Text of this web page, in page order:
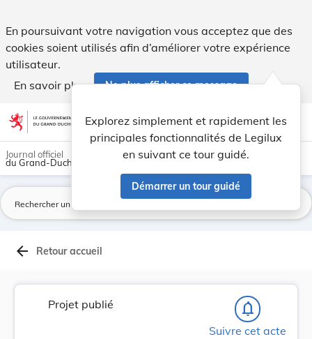
En poursuivant votre navigation vous acceptez que des
cookies soient utilisés afin d’améliorer votre expérience
utilisateur.
En savoir plus
Ne plus afficher ce message
Aller au contenu account_circle help Aide
Explorez simplement et rapidement les
principales fonctionnalités de Legilux
en suivant ce tour guidé.
Démarrer un tour guidé
light_mode dark_mode
Journal officiel
du Grand-Duché de Luxembourg
arrow_back Retour accueil
Projet publié notifications_none
Suivre cet acte